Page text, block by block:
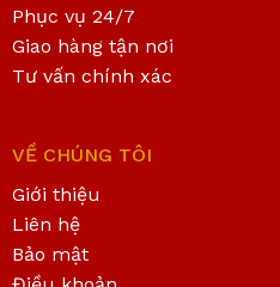
Phục vụ 24/7
Giao hàng tận nơi
Tư vấn chính xác
VỀ CHÚNG TÔI
Giới thiệu
Liên hệ
Bảo mật